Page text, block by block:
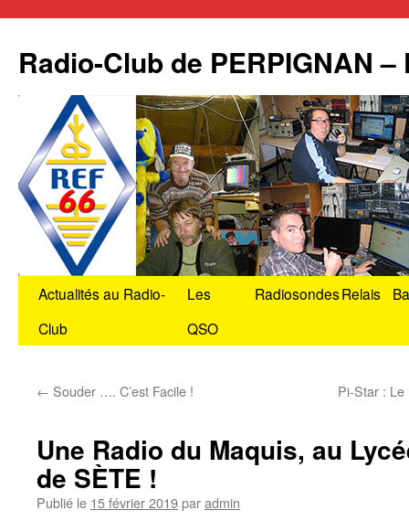
Radio-Club de PERPIGNAN –
Aller
Actualités au Radio-
Club
Les
QSO
RadiosondesRelais
← Souder …. C’est Facile ! Pi-Star : Le
Une Radio du Maquis, au
de SÈTE !
Publié le 15 février 2019paradmin